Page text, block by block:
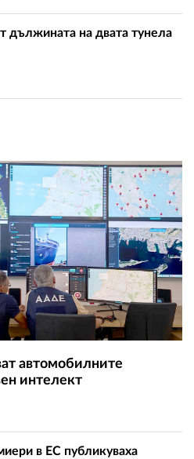
дължината на двата тунела
автомобилните
интелект
в ЕС публикуваха